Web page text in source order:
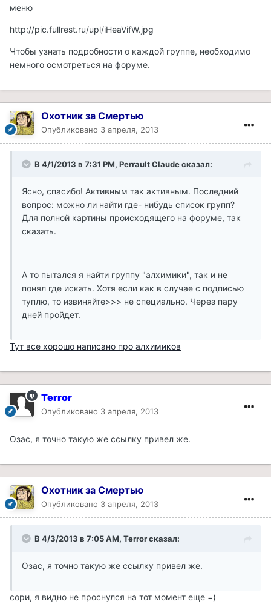
меню
http://pic.fullrest.ru/upl/iHeaVifW.jpg
Чтобы узнать подробности о каждой группе, необходимо
немного осмотреться на форуме.
Охотник за Смертью
Опубликовано 3 апреля, 2013
В 4/1/2013 в 7:31 PM, Perrault Claude сказал:
Ясно, спасибо! Активным так активным. Последний
вопрос: можно ли найти где- нибудь список групп?
Для полной картины происходящего на форуме, так
сказать.
А то пытался я найти группу "алхимики", так и не
понял где искать. Хотя если как в случае с подписью
туплю, то извиняйте>>> не специально. Через пару
дней пройдет.
Тут все хорошо написано про алхимиков
Terror
Опубликовано 3 апреля, 2013
Озас, я точно такую же ссылку привел же.
Охотник за Смертью
Опубликовано 3 апреля, 2013
В 4/3/2013 в 7:05 AM, Terror сказал:
Озас, я точно такую же ссылку привел же.
сори, я видно не проснулся на тот момент еще =)